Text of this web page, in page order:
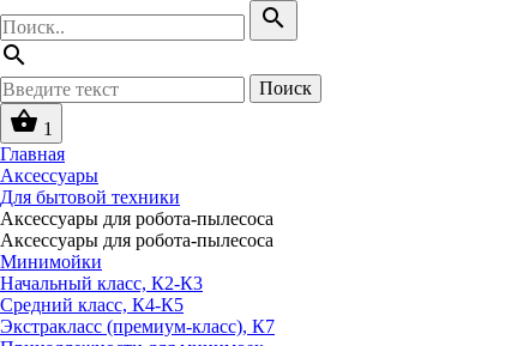
search
search
Поиск
shopping_basket 1
Главная
Аксессуары
Для бытовой техники
Аксессуары для робота-пылесоса
Аксессуары для робота-пылесоса
Минимойки
Начальный класс, К2-К3
Средний класс, К4-К5
Экстракласс (премиум-класс), К7